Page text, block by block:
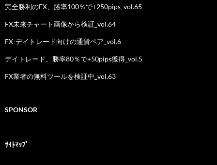
完全勝利のFX、勝率100％で+250pips_vol.65
FX未来チャート画像から検証_vol.64
FX-デイトレード向けの通貨ペア_vol.6
デイトレード、勝率80％で+50pips獲得_vol.5
FX業者の無料ツールを検証中_vol.63
SPONSOR
ｻｲﾄﾏｯﾌﾟ